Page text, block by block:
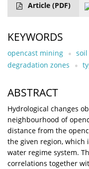
Article (PDF)
KEYWORDS
opencast mining
degradation zones
ABSTRACT
Hydrological changes
neighbourhood of
distance from the
the given region, which
water regime system.
correlations together